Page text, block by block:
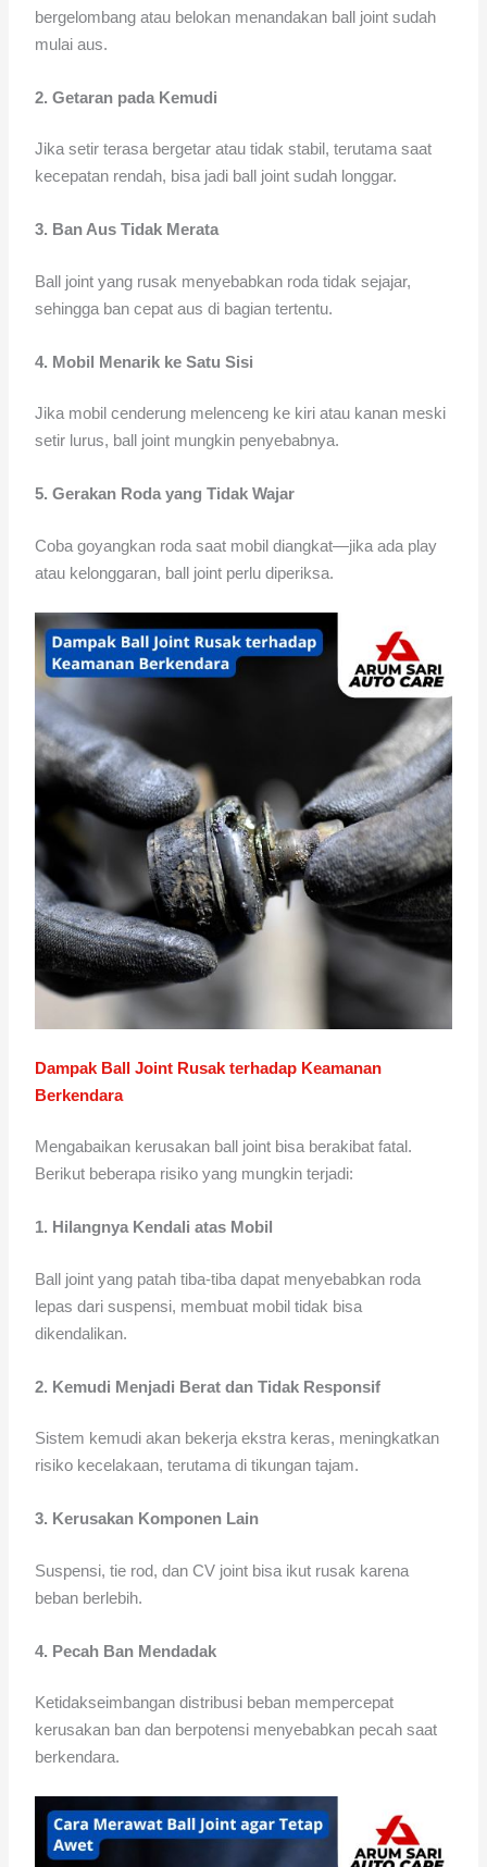
bergelombang atau belokan menandakan ball joint sudah
mulai aus.
2. Getaran pada Kemudi
Jika setir terasa bergetar atau tidak stabil, terutama saat
kecepatan rendah, bisa jadi ball joint sudah longgar.
3. Ban Aus Tidak Merata
Ball joint yang rusak menyebabkan roda tidak sejajar,
sehingga ban cepat aus di bagian tertentu.
4. Mobil Menarik ke Satu Sisi
Jika mobil cenderung melenceng ke kiri atau kanan meski
setir lurus, ball joint mungkin penyebabnya.
5. Gerakan Roda yang Tidak Wajar
Coba goyangkan roda saat mobil diangkat—jika ada play
atau kelonggaran, ball joint perlu diperiksa.
Dampak Ball Joint Rusak terhadap Keamanan
Berkendara
Mengabaikan kerusakan ball joint bisa berakibat fatal.
Berikut beberapa risiko yang mungkin terjadi:
1. Hilangnya Kendali atas Mobil
Ball joint yang patah tiba-tiba dapat menyebabkan roda
lepas dari suspensi, membuat mobil tidak bisa
dikendalikan.
2. Kemudi Menjadi Berat dan Tidak Responsif
Sistem kemudi akan bekerja ekstra keras, meningkatkan
risiko kecelakaan, terutama di tikungan tajam.
3. Kerusakan Komponen Lain
Suspensi, tie rod, dan CV joint bisa ikut rusak karena
beban berlebih.
4. Pecah Ban Mendadak
Ketidakseimbangan distribusi beban mempercepat
kerusakan ban dan berpotensi menyebabkan pecah saat
berkendara.